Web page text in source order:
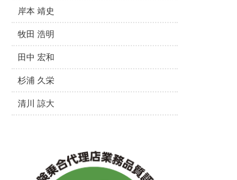
岸本 靖史
牧田 浩明
田中 宏和
杉浦 久栄
清川 諒大